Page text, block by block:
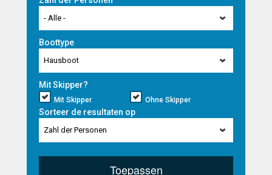
- Alle -
Boottype
Hausboot
Mit Skipper?
Mit Skipper Ohne Skipper
Sorteer de resultaten op
Zahl der Personen
Toepassen